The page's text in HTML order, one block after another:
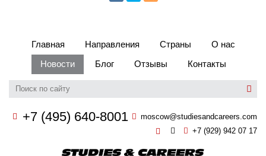
Главная Направления Страны
О нас
Новости
Блог Отзывы Контакты
+7 (495) 640-8001
moscow@studiesandcareers.com
+7 (929) 942 07 17